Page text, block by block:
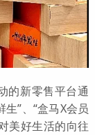
的新零售平台通
”、“盒马X会员
美好生活的向往